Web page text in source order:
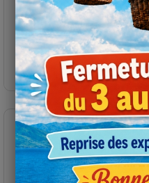
Demander un devis